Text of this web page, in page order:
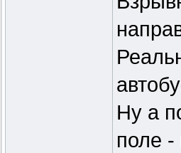
Ну а
поле -